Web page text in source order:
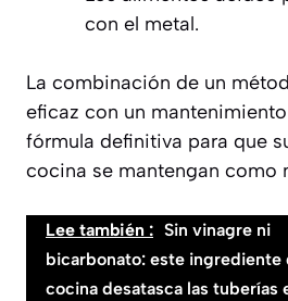
con el metal.
La combinación de un
eficaz con un
fórmula definitiva para que
cocina se mantengan como
Lee también : Sin vinagre ni
bicarbonato: este ingrediente
cocina desatasca las tuberías